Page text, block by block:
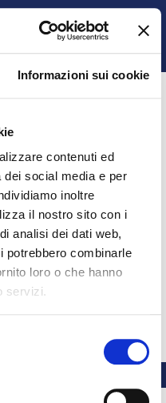
Informazioni sui cookie
contenuti ed
dei social media e per
inoltre
il nostro sito con i
analisi dei dati web,
potrebbero combinarle
loro o che hanno
servizi.
input di ricerca
Ospite Login
Græcia" di Catanzaro-
CATANZARO - Tel.